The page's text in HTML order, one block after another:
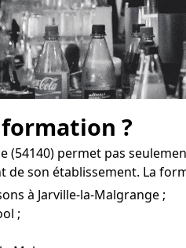
?
(54140) permet pas
son établissement. La
à Jarville-la-Malgrange ;
;